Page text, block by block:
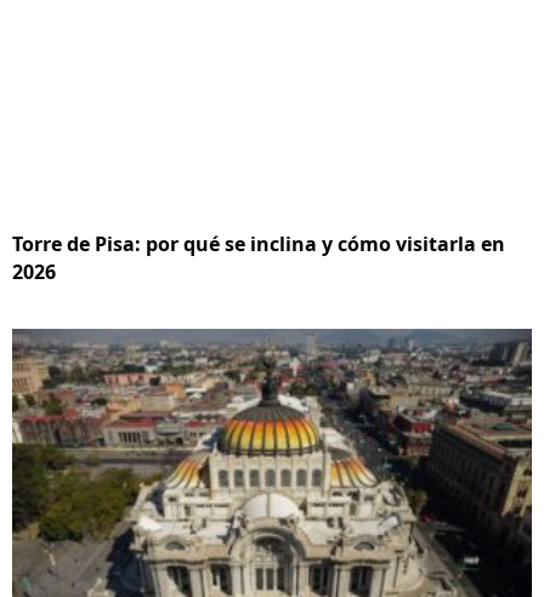
Torre de Pisa: por qué se inclina y cómo visitarla en
2026